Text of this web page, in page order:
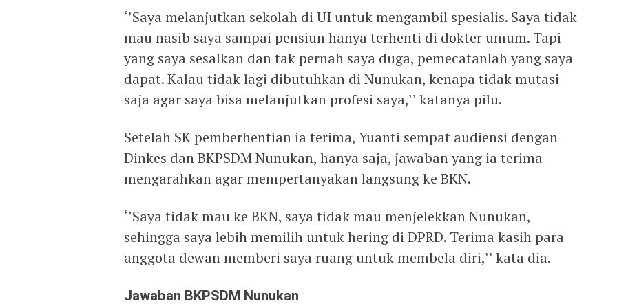
‘’Saya melanjutkan sekolah di UI untuk mengambil spesialis. Saya tidak
mau nasib saya sampai pensiun hanya terhenti di dokter umum. Tapi
yang saya sesalkan dan tak pernah saya duga, pemecatanlah yang saya
dapat. Kalau tidak lagi dibutuhkan di Nunukan, kenapa tidak mutasi
saja agar saya bisa melanjutkan profesi saya,’’ katanya pilu.
Setelah SK pemberhentian ia terima, Yuanti sempat audiensi dengan
Dinkes dan BKPSDM Nunukan, hanya saja, jawaban yang ia terima
mengarahkan agar mempertanyakan langsung ke BKN.
‘’Saya tidak mau ke BKN, saya tidak mau menjelekkan Nunukan,
sehingga saya lebih memilih untuk hering di DPRD. Terima kasih para
anggota dewan memberi saya ruang untuk membela diri,’’ kata dia.
Jawaban BKPSDM Nunukan